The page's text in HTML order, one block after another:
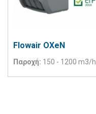
Flowair OXeN
Παροχή: 150 - 1200 m3/h.